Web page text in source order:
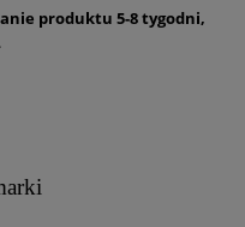
produktu 5-8 tygodni,